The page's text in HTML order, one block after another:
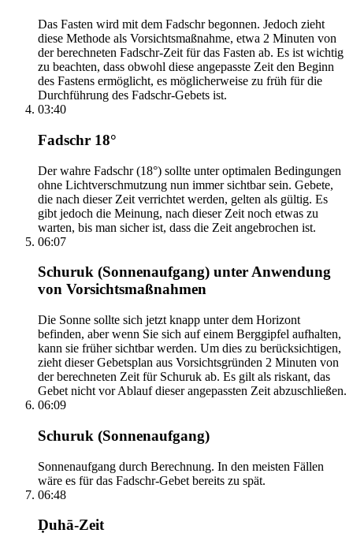
Das Fasten wird mit dem Fadschr begonnen. Jedoch zieht
diese Methode als Vorsichtsmaßnahme, etwa 2 Minuten von
der berechneten Fadschr-Zeit für das Fasten ab. Es ist wichtig
zu beachten, dass obwohl diese angepasste Zeit den Beginn
des Fastens ermöglicht, es möglicherweise zu früh für die
Durchführung des Fadschr-Gebets ist.
03:40
Fadschr 18°
Der wahre Fadschr (18°) sollte unter optimalen Bedingungen
ohne Lichtverschmutzung nun immer sichtbar sein. Gebete,
die nach dieser Zeit verrichtet werden, gelten als gültig. Es
gibt jedoch die Meinung, nach dieser Zeit noch etwas zu
warten, bis man sicher ist, dass die Zeit angebrochen ist.
06:07
Schuruk (Sonnenaufgang) unter Anwendung
von Vorsichtsmaßnahmen
Die Sonne sollte sich jetzt knapp unter dem Horizont
befinden, aber wenn Sie sich auf einem Berggipfel aufhalten,
kann sie früher sichtbar werden. Um dies zu berücksichtigen,
zieht dieser Gebetsplan aus Vorsichtsgründen 2 Minuten von
der berechneten Zeit für Schuruk ab. Es gilt als riskant, das
Gebet nicht vor Ablauf dieser angepassten Zeit abzuschließen.
06:09
Schuruk (Sonnenaufgang)
Sonnenaufgang durch Berechnung. In den meisten Fällen
wäre es für das Fadschr-Gebet bereits zu spät.
06:48
Ḍuhā-Zeit